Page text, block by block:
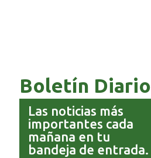
Boletín Diario
Las noticias más
importantes cada
mañana en tu
bandeja de entrada.